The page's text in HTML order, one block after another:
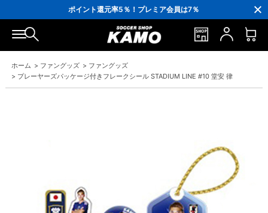
ポイント還元率5％！プレミア会員は7％
会員の方にはお誕生月に「10％OFFクーポン」プレゼント！
16,000円(税込)以上でシューズケースプレゼント！
3,300円(税込)以上で送料無料！
ホーム > ファングッズ > ファングッズ
> プレーヤーズパッケージ付きフレークシール STADIUM LINE #10 堂安 律